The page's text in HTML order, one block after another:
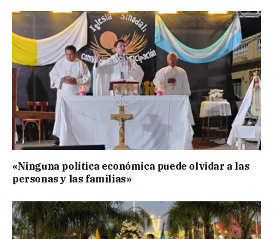
«Ninguna política económica puede olvidar a las
personas y las familias»